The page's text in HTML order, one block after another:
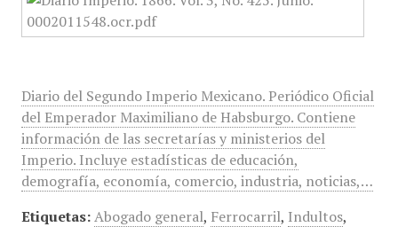
Diario del Segundo Imperio Mexicano. Periódico Oficial
del Emperador Maximiliano de Habsburgo. Contiene
información de las secretarías y ministerios del
Imperio. Incluye estadísticas de educación,
demografía, economía, comercio, industria, noticias,…
Etiquetas: Abogado general, Ferrocarril, Indultos,